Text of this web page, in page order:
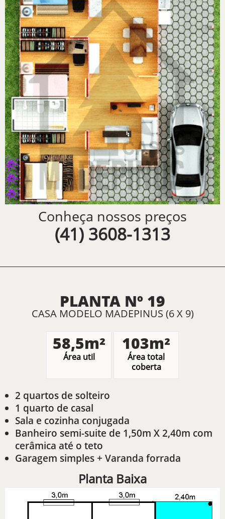
Conheça nossos preços
(41) 3608-1313
PLANTA Nº 19
CASA MODELO MADEPINUS (6 X 9)
58,5m²
Área util
103m²
Área total
coberta
2 quartos de solteiro
1 quarto de casal
Sala e cozinha conjugada
Banheiro semi-suite de 1,50m X 2,40m com
cerâmica até o teto
Garagem simples + Varanda forrada
Planta Baixa